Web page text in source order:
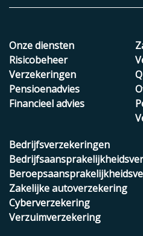
Onze diensten
Risicobeheer
Verzekeringen
Pensioenadvies
Financieel advies
Bedrijfsverzekeringen
Zakelijke autoverzekering
Cyberverzekering
Verzuimverzekering